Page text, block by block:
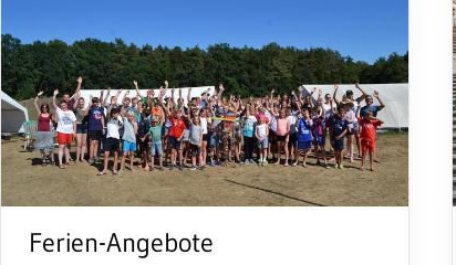
Ferien-Angebote